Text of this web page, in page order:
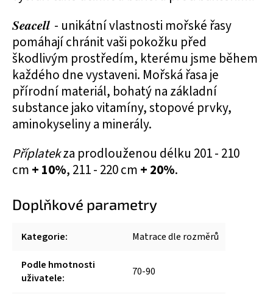
Seacell - unikátní vlastnosti mořské řasy
pomáhají chránit vaši pokožku před
škodlivým prostředím, kterému jsme během
každého dne vystaveni. Mořská řasa je
přírodní materiál, bohatý na základní
substance jako vitamíny, stopové prvky,
aminokyseliny a minerály.
Příplatekza prodlouženou délku 201 - 210
cm + 10%, 211 - 220 cm + 20%.
Doplňkové parametry
Kategorie: Matrace dle rozměrů
Podle hmotnosti
uživatele: 70-90